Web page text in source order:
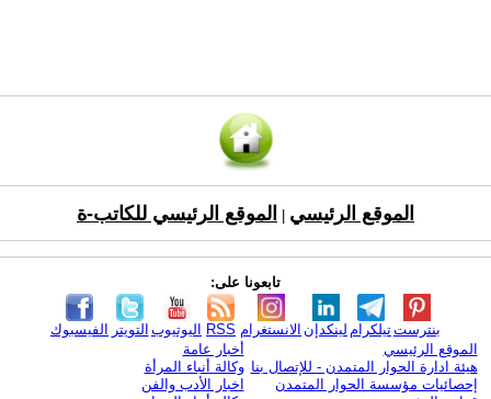
الموقع الرئيسي الموقع الرئيسي للكاتب-ة
تابعونا على:
الفيسبوك التويتر اليوتيوب RSS الانستغرام لينكدإن تيلكرامبنترست
الموقع الرئيسي
هيئة ادارة الحوار المتمدن - للإتصال بنا
إحصائيات مؤسسة الحوار المتمدن
أخبار عامة
وكالة أنباء المرأة
اخبار الأدب والفن